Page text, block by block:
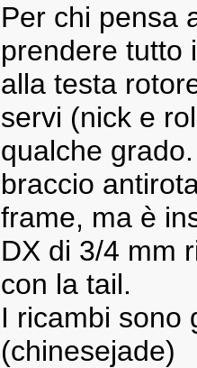
Per chi pensa
prendere tutto
alla testa
servi (nick e
qualche
braccio
frame, ma è
DX di 3/4 mm
con la tail.
I ricambi sono
(chinesejade)